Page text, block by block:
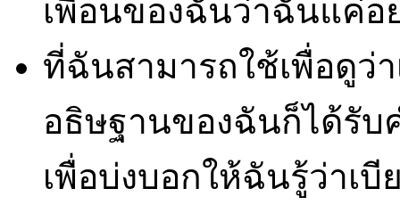
เพื่อนของฉันว่าฉันแค่อ
ที่ฉันสามารถใช้เพื่อดูว่
อธิษฐานของฉันก็ได้รับ
เพื่อบ่งบอกให้ฉันรู้ว่าเ